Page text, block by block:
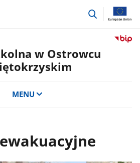
przejdź
Przejdź
w Ostrowcu
MENU